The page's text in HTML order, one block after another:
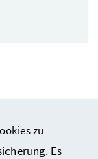
zu
Es